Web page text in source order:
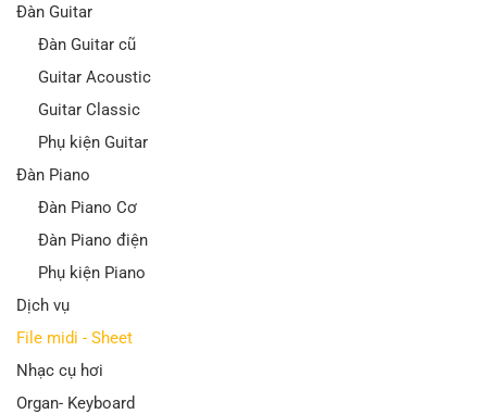
Đàn Guitar
Đàn Guitar cũ
Guitar Acoustic
Guitar Classic
Phụ kiện Guitar
Đàn Piano
Đàn Piano Cơ
Đàn Piano điện
Phụ kiện Piano
Dịch vụ
File midi - Sheet
Nhạc cụ hơi
Organ- Keyboard